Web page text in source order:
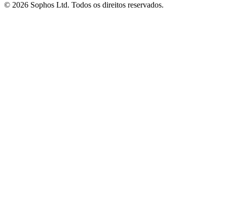
© 2026 Sophos Ltd. Todos os direitos reservados.